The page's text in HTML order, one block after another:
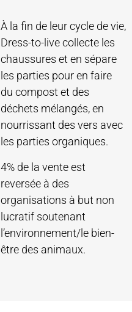
À la fin de leur cycle de vie,
Dress-to-live collecte les
chaussures et en sépare
les parties pour en faire
du compost et des
déchets mélangés, en
nourrissant des vers avec
les parties organiques.
4% de la vente est
reversée à des
organisations à but non
lucratif soutenant
l’environnement/le bien-
être des animaux.